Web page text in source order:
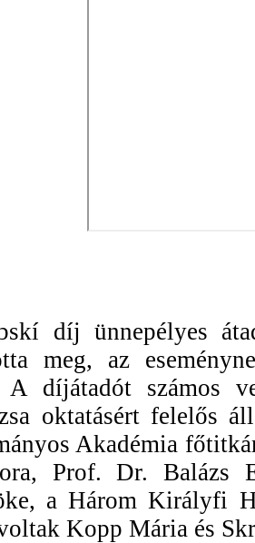
díj ünnepélyes
meg, az
A díjátadót számos
oktatásért felelős
Akadémia
Prof. Dr. Balázs
a Három Királyfi
Kopp Mária és